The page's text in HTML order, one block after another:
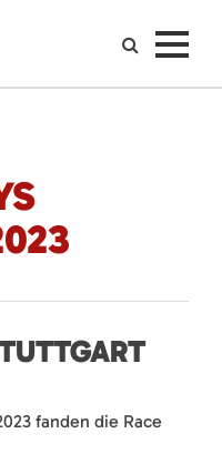
fanden die Race